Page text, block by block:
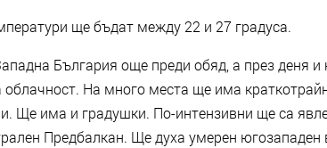
ще бъдат между 22 и 27 градуса.
България още преди обяд, а през деня и
облачност. На много места ще има
Ще има и градушки. По-интензивни ще са
Предбалкан. Ще духа умерен